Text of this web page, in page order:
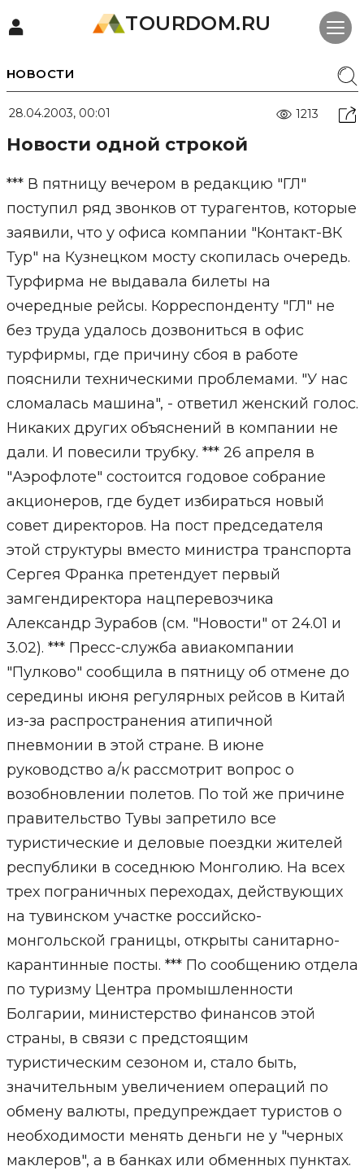
TOURDOM.RU
НОВОСТИ
28.04.2003, 00:01 1213
Новости одной строкой
*** В пятницу вечером в редакцию "ГЛ"
поступил ряд звонков от турагентов, которые
заявили, что у офиса компании "Контакт-ВК
Тур" на Кузнецком мосту скопилась очередь.
Турфирма не выдавала билеты на
очередные рейсы. Корреспонденту "ГЛ" не
без труда удалось дозвониться в офис
турфирмы, где причину сбоя в работе
пояснили техническими проблемами. "У нас
сломалась машина", - ответил женский голос.
Никаких других объяснений в компании не
дали. И повесили трубку. *** 26 апреля в
"Аэрофлоте" состоится годовое собрание
акционеров, где будет избираться новый
совет директоров. На пост председателя
этой структуры вместо министра транспорта
Сергея Франка претендует первый
замгендиректора нацперевозчика
Александр Зурабов (см. "Новости" от 24.01 и
3.02). *** Пресс-служба авиакомпании
"Пулково" сообщила в пятницу об отмене до
середины июня регулярных рейсов в Китай
из-за распространения атипичной
пневмонии в этой стране. В июне
руководство а/к рассмотрит вопрос о
возобновлении полетов. По той же причине
правительство Тувы запретило все
туристические и деловые поездки жителей
республики в соседнюю Монголию. На всех
трех пограничных переходах, действующих
на тувинском участке российско-
монгольской границы, открыты санитарно-
карантинные посты. *** По сообщению отдела
по туризму Центра промышленности
Болгарии, министерство финансов этой
страны, в связи с предстоящим
туристическим сезоном и, стало быть,
значительным увеличением операций по
обмену валюты, предупреждает туристов о
необходимости менять деньги не у "черных
маклеров", а в банках или обменных пунктах.